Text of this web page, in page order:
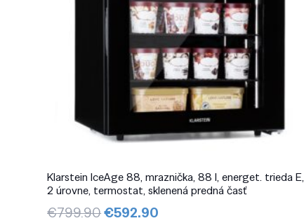
Klarstein IceAge 88, mraznička, 88 l, energet. trieda E,
2 úrovne, termostat, sklenená predná časť
€799.90Pôvodná
€592.90